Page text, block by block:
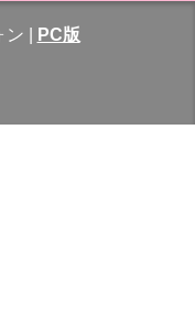
ン PC版